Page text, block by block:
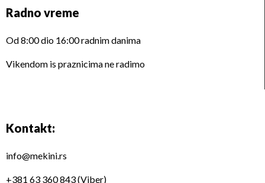
Radno vreme
Od 8:00 dio 16:00 radnim danima
Vikendom is praznicima ne radimo
Kontakt:
info@mekini.rs
+381 63 360 843 (Viber)